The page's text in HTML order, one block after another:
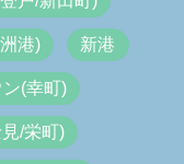
港) 新港
(幸町)
/栄町)